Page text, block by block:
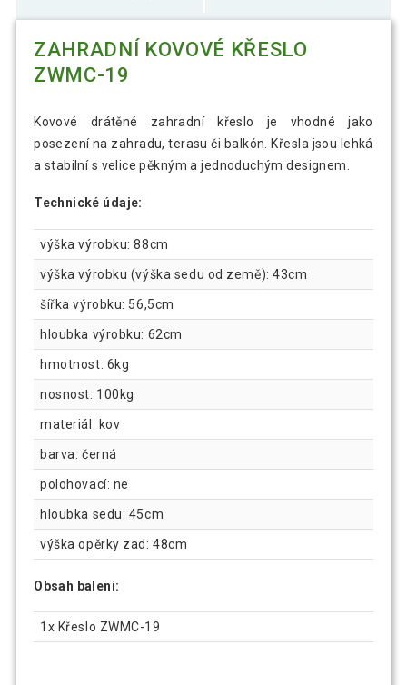
ZAHRADNÍ KOVOVÉ KŘESLO
ZWMC-19
Kovové drátěné zahradní křeslo je vhodné jako
posezení na zahradu, terasu či balkón. Křesla jsou lehká
a stabilní s velice pěkným a jednoduchým designem.
Technické údaje:
výška výrobku: 88cm
výška výrobku (výška sedu od země): 43cm
šířka výrobku: 56,5cm
hloubka výrobku: 62cm
hmotnost: 6kg
nosnost: 100kg
materiál: kov
barva: černá
polohovací: ne
hloubka sedu: 45cm
výška opěrky zad: 48cm
Obsah balení:
1x Křeslo ZWMC-19